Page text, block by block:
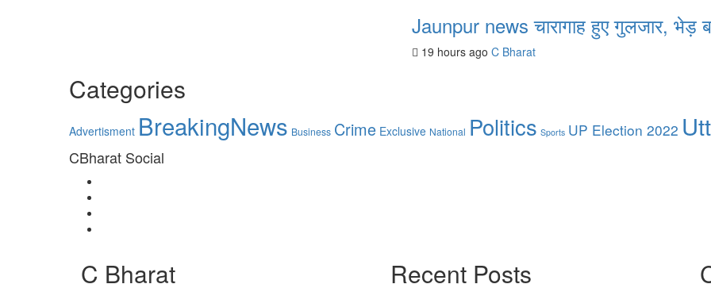
Jaunpur news चारागाह हुए गुलजार, भेड़
19 hours ago C Bharat
Categories
Advertisment BreakingNews Business Crime Exclusive National Politics Sports UP Election 2022
CBharat Social
C Bharat Recent Posts